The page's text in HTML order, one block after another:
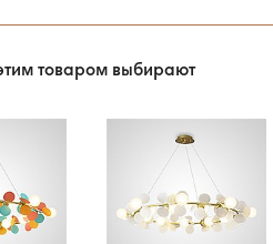
товаром выбирают